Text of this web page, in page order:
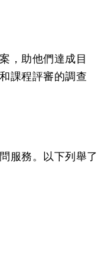
，助他們達成目
課程評審的調查
服務。以下列舉了